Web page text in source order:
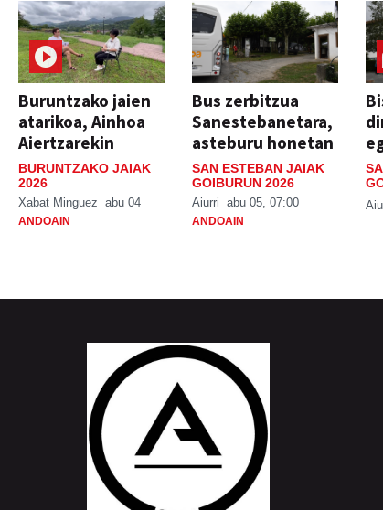
Buruntzako jaien
atarikoa, Ainhoa
Aiertzarekin
BURUNTZAKO JAIAK
2026
Xabat Minguez abu 04
ANDOAIN
Bus zerbitzua
Sanestebanetara,
asteburu honetan
SAN ESTEBAN JAIAK
GOIBURUN 2026
Aiurri abu 05, 07:00
ANDOAIN